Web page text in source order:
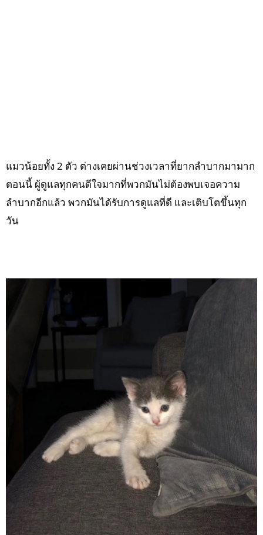
แมวน้อยทั้ง 2 ตัว ต่างเคยผ่านช่วงเวลาที่ยากลำบากมามาก
ตอนนี้ ผู้ดูแลทุกคนดีใจมากที่พวกมันไม่ต้องพบเจอความ
ลำบากอีกแล้ว พวกมันได้รับการดูแลที่ดี และเติบโตขึ้นทุก
วัน